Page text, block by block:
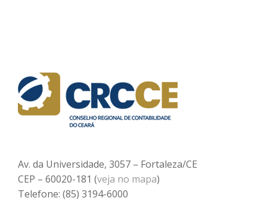
Av. da Universidade, 3057 – Fortaleza/CE
CEP – 60020-181 (veja no mapa)
Telefone: (85) 3194-6000